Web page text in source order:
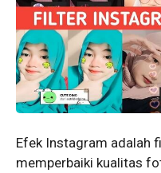
Efek Instagram adalah
memperbaiki kualitas